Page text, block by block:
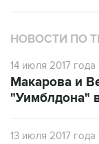
НОВОСТИ ПО
14 июля 2017 года
Макарова и
"Уимблдона"
13 июля 2017 года